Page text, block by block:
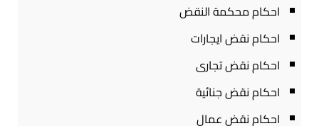
احكام محكمة النقض
احكام نقض ايجارات
احكام نقض تجارى
احكام نقض جنائية
احكام نقض عمال